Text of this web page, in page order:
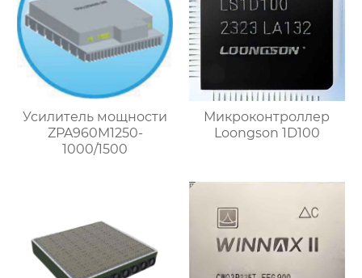
Усилитель мощности
ZPA960M1250-
1000/1500
Микроконтроллер
Loongson 1D100